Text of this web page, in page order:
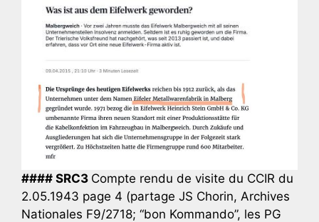
#### SRC3 Compte rendu de visite du CCIR du
2.05.1943 page 4 (partage JS Chorin, Archives
Nationales F9/2718; “bon Kommando”, les PG